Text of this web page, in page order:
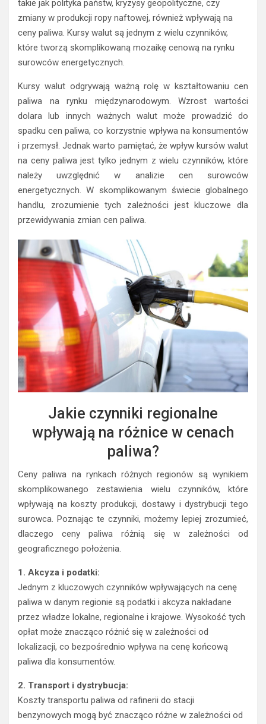
takie jak polityka państw, kryzysy geopolityczne, czy
zmiany w produkcji ropy naftowej, również wpływają na
ceny paliwa. Kursy walut są jednym z wielu czynników,
które tworzą skomplikowaną mozaikę cenową na rynku
surowców energetycznych.
Kursy walut odgrywają ważną rolę w kształtowaniu cen
paliwa na rynku międzynarodowym. Wzrost wartości
dolara lub innych ważnych walut może prowadzić do
spadku cen paliwa, co korzystnie wpływa na konsumentów
i przemysł. Jednak warto pamiętać, że wpływ kursów walut
na ceny paliwa jest tylko jednym z wielu czynników, które
należy uwzględnić w analizie cen surowców
energetycznych. W skomplikowanym świecie globalnego
handlu, zrozumienie tych zależności jest kluczowe dla
przewidywania zmian cen paliwa.
Jakie czynniki regionalne
wpływają na różnice w cenach
paliwa?
Ceny paliwa na rynkach różnych regionów są wynikiem
skomplikowanego zestawienia wielu czynników, które
wpływają na koszty produkcji, dostawy i dystrybucji tego
surowca. Poznając te czynniki, możemy lepiej zrozumieć,
dlaczego ceny paliwa różnią się w zależności od
geograficznego położenia.
1. Akcyza i podatki:
Jednym z kluczowych czynników wpływających na cenę
paliwa w danym regionie są podatki i akcyza nakładane
przez władze lokalne, regionalne i krajowe. Wysokość tych
opłat może znacząco różnić się w zależności od
lokalizacji, co bezpośrednio wpływa na cenę końcową
paliwa dla konsumentów.
2. Transport i dystrybucja:
Koszty transportu paliwa od rafinerii do stacji
benzynowych mogą być znacząco różne w zależności od